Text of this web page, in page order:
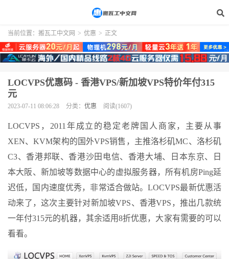
当前位置： 搬瓦工中文网 > 优惠 > 正文
LOCVPS优惠码 - 香港VPS/新加坡VPS特价年付315
元
2023-07-11 08:06:28 分类： 优惠 阅读(1607)
LOCVPS，2011年成立的稳定老牌国人商家，主要从事
XEN、KVM架构的国外VPS销售，主推洛杉矶MC、洛杉矶
C3、香港邦联、香港沙田电信、香港大埔、日本东京、日
本大阪、新加坡等数据中心的虚拟服务器，所有机房Ping延
迟低，国内速度优秀，非常适合做站。LOCVPS最新优惠活
动来了，这次主要针对新加坡VPS、香港VPS，推出几款统
一年付315元的机器，其余适用8折优惠，大家有需要的可以
看看。